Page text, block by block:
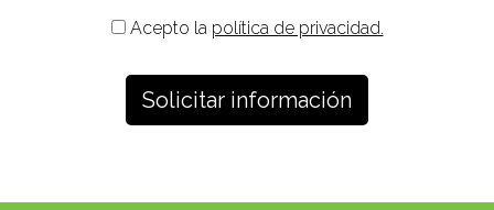
Acepto la política de privacidad.